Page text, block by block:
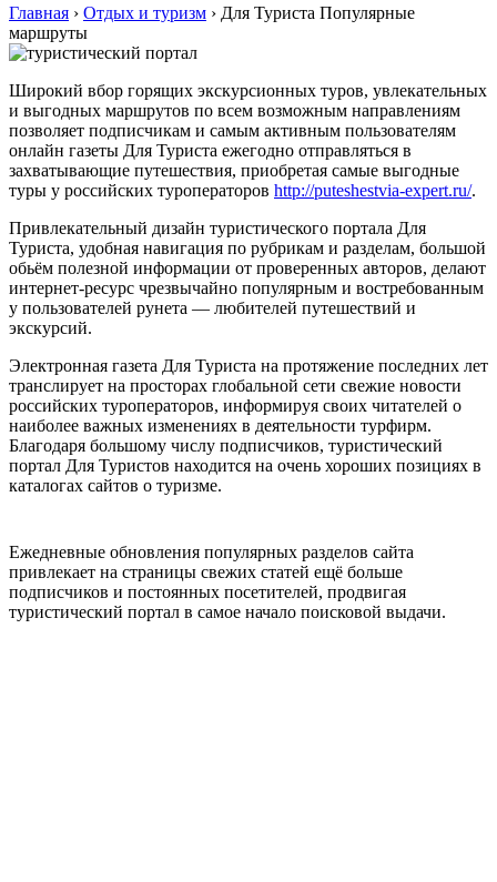
Главная › Отдых и туризм › Для Туриста Популярные
маршруты
Широкий вбор горящих экскурсионных туров, увлекательных
и выгодных маршрутов по всем возможным направлениям
позволяет подписчикам и самым активным пользователям
онлайн газеты Для Туриста ежегодно отправляться в
захватывающие путешествия, приобретая самые выгодные
туры у российских туроператоров http://puteshestvia-expert.ru/.
Привлекательный дизайн туристического портала Для
Туриста, удобная навигация по рубрикам и разделам, большой
обьём полезной информации от проверенных авторов, делают
интернет-ресурс чрезвычайно популярным и востребованным
у пользователей рунета — любителей путешествий и
экскурсий.
Электронная газета Для Туриста на протяжение последних лет
транслирует на просторах глобальной сети свежие новости
российских туроператоров, информируя своих читателей о
наиболее важных изменениях в деятельности турфирм.
Благодаря большому числу подписчиков, туристический
портал Для Туристов находится на очень хороших позициях в
каталогах сайтов о туризме.
Ежедневные обновления популярных разделов сайта
привлекает на страницы свежих статей ещё больше
подписчиков и постоянных посетителей, продвигая
туристический портал в самое начало поисковой выдачи.